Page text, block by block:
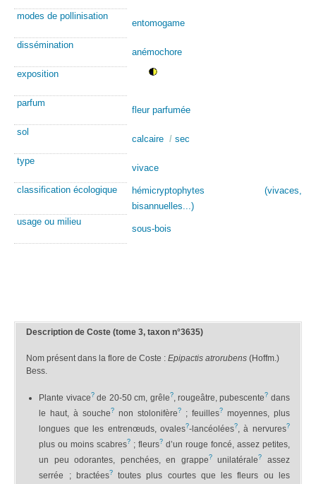
modes de pollinisation
entomogame
dissémination
anémochore
exposition
parfum
fleur parfumée
sol
calcaire / sec
type
vivace
classification écologique
hémicryptophytes (vivaces,
bisannuelles...)
usage ou milieu
sous-bois
Description de Coste (tome 3, taxon n°3635)
Nom présent dans la flore de Coste :Epipactis atrorubens (Hoffm.)
Bess.
Plante vivace?de 20-50 cm, grêle?, rougeâtre, pubescente? dans
le haut, à souche? non stolonifère? ; feuilles?moyennes, plus
longues que les entrenœuds, ovales?-lancéolées?, à nervures?
plus ou moins scabres? ; fleurs? d’un rouge foncé, assez petites,
un peu odorantes, penchées, en grappe?unilatérale?
assez
serrée ; bractées?toutes plus courtes que les fleurs ou les